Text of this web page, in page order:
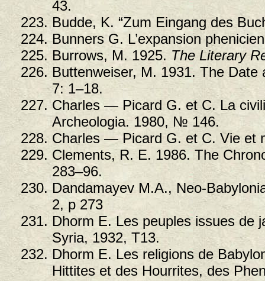
43.
Budde, K. “Zum Eingang des
Bunners G. L’expansion
Burrows, M. 1925. The Literary
Buttenweiser, M. 1931. The
7: 1–18.
Charles — Picard G. et C. La
Archeologia. 1980, № 146.
Charles — Picard G. et C. Vie et
Clements, R. E. 1986. The
283–96.
Dandamayev M.A., Neo-
2, p 273
Dhorm E. Les peuples issues de
Syria, 1932, T13.
Dhorm E. Les religions de
Hittites et des Hourrites, des